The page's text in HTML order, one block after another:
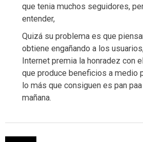
que tenia muchos seguidores,
entender,
Quizá su problema es que
obtiene engañando a los
Internet premia la honradez con
que produce beneficios a medio
lo más que consiguen es pan
mañana.